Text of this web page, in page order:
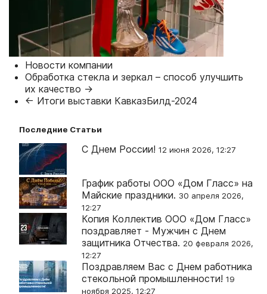
Новости компании
Обработка стекла и зеркал – способ улучшить
их качество →
← Итоги выставки КавказБилд-2024
Последние Статьи
С Днем России! 12 июня 2026, 12:27
График работы ООО «Дом Гласс» на
Майские праздники. 30 апреля 2026,
12:27
Копия Коллектив ООО «Дом Гласс»
поздравляет - Мужчин с Днем
защитника Отчества. 20 февраля 2026,
12:27
Поздравляем Вас с Днем работника
стекольной промышленности! 19
ноября 2025, 12:27